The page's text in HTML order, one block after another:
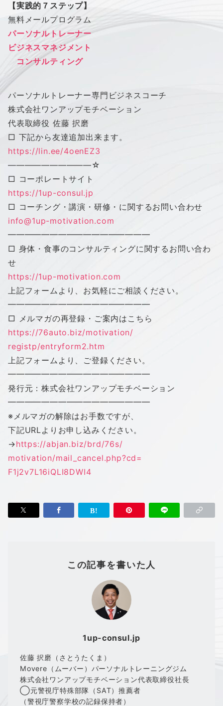
【実践的７ステップ】
無料メールプログラム
パーソナルトレーナー
ビジネスマネジメント
コンサルティング
パーソナルトレーナー専門ビジネスコーチ
株式会社 ワンアップモチベーション
代表取締役 佐藤 択磨
□ 下記から友達追加出来ます。
https://lin.ee/4oenEZ3
——————————☆
□ コーポレートサイト
https://1up-consul.jp
□ コーチング・講演・研修・に関するお問い合わせ
info@1up-motivation.com
━━━━━━━━━━━━━━━━━
□ 身体・食事のコンサルティングに関するお問い合わ
せ
https://1up-motivation.com
上記フォームより、お気軽にご相談ください。
━━━━━━━━━━━━━━━━━
□ メルマガの再登録・ご案内はこちら
https://76auto.biz/motivation/
registp/entryform2.htm
上記フォームより、ご登録ください。
━━━━━━━━━━━━━━━━━
発行元：株式会社ワンアップモチベーション
━━━━━━━━━━━━━━━━━
※メルマガの解除はお手数ですが、
下記URLよりお申し込みください。
→https://abjan.biz/brd/76s/
motivation/mail_cancel.php?cd=
F1j2v7L16iQLI8DWI4
この記事を書いた人
1up-consul.jp
佐藤 択磨（さとうたくま）
Movere（ムーバー）パーソナルトレーニングジム
株式会社ワンアップモチベーション代表取締役社長
◯元警視庁特殊部隊（SAT）推薦者
（警視庁警察学校の記録保持者）